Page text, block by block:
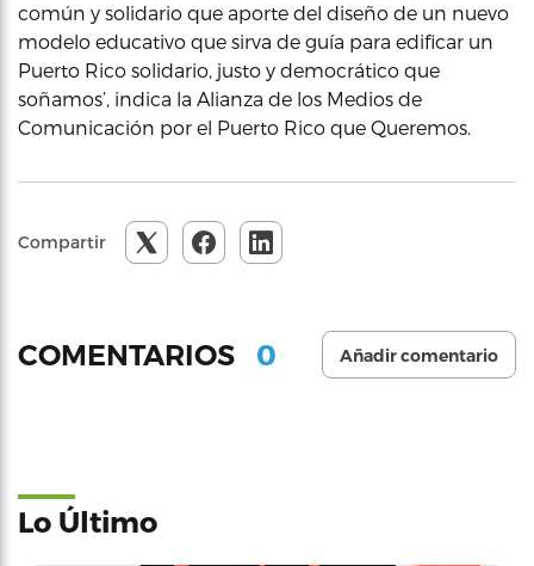
común y solidario que aporte del diseño de un nuevo
modelo educativo que sirva de guía para edificar un
Puerto Rico solidario, justo y democrático que
soñamos’, indica la Alianza de los Medios de
Comunicación por el Puerto Rico que Queremos.
Compartir
COMENTARIOS 0 Añadir comentario
Lo Último